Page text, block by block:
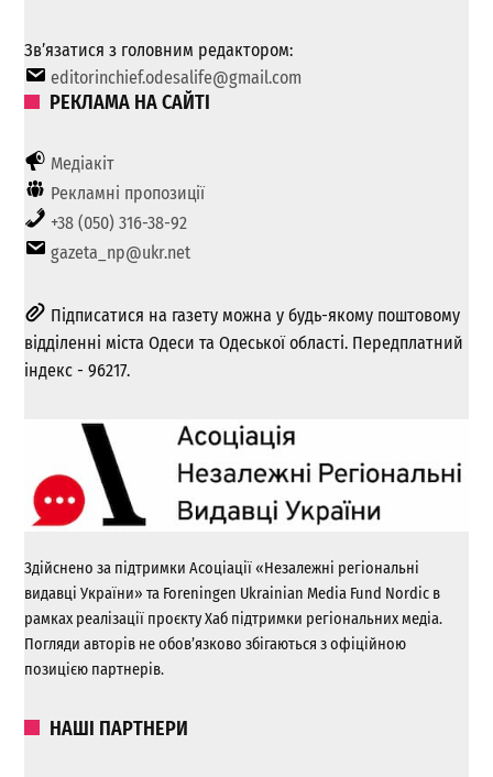
Зв’язатися з головним редактором:
editorinchief.odesalife@gmail.com
РЕКЛАМА НА САЙТІ
Медіакіт
Рекламні пропозиції
+38 (050) 316-38-92
gazeta_np@ukr.net
Підписатися на газету можна у будь-якому поштовому
відділенні міста Одеси та Одеської області. Передплатний
індекс - 96217.
Здійснено за підтримки Асоціації «Незалежні регіональні
видавці України» та Foreningen Ukrainian Media Fund Nordic в
рамках реалізації проєкту Хаб підтримки регіональних медіа.
Погляди авторів не обов’язково збігаються з офіційною
позицією партнерів.
НАШІ ПАРТНЕРИ